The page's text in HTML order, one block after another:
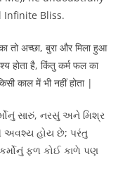
Infinite Bliss.
तो अच्छा, बुरा और मिला हुआ
होता है, किंतु कर्म फल का
काल में भी नहीं होता |
સારું, નરસું અને મિશ્ર
અવશ્ય હોય છે; પરંતુ
કર્મોનું ફળ કોઈ કાળે પણ